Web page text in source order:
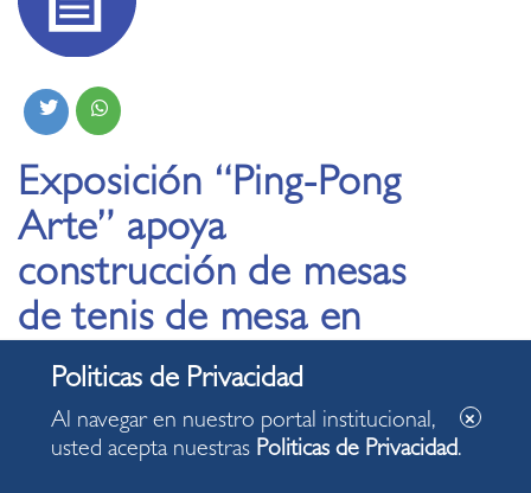
Exposición “Ping-Pong
Arte” apoya
construcción de mesas
de tenis de mesa en
colegios públicos de
Miraflores
Al navegar en nuestro portal institucional,
usted acepta nuestras Politicas de Privacidad.